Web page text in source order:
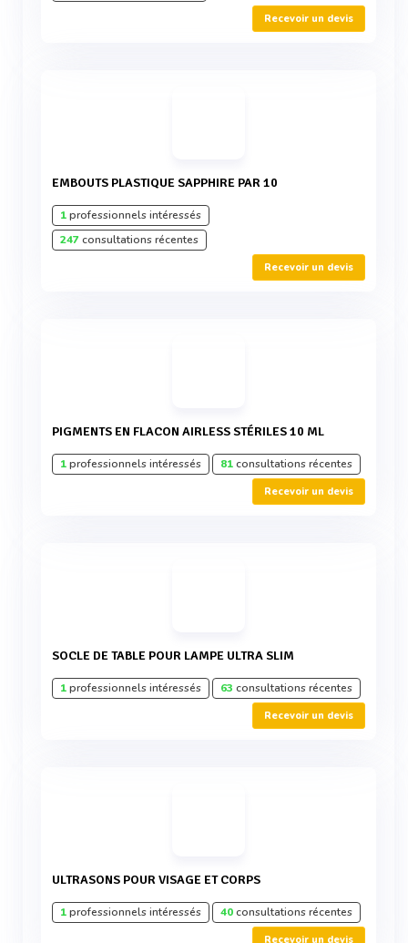
Recevoir un devis
EMBOUTS PLASTIQUE SAPPHIRE PAR 10
1professionnels intéressés
247consultations récentes
Recevoir un devis
PIGMENTS EN FLACON AIRLESS STÉRILES 10 ML
1professionnels intéressés 81consultations récentes
Recevoir un devis
SOCLE DE TABLE POUR LAMPE ULTRA SLIM
1professionnels intéressés 63 consultations récentes
Recevoir un devis
ULTRASONS POUR VISAGE ET CORPS
1professionnels intéressés 40consultations récentes
Recevoir un devis